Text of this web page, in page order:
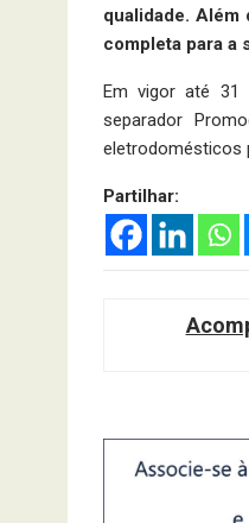
qualidade.
completa para a
Em vigor até 31
separador
eletrodomésticos
Partilhar: